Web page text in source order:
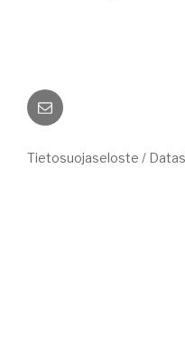
Sähköposti
Tietosuojaseloste /